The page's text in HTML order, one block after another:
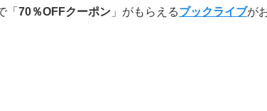
「 70％OFFクーポン 」がもらえるブックライブが